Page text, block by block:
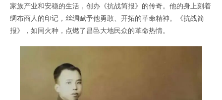
家族产业和安稳的生活，创办《抗战简报》的传奇。他的身上刻着
绸布商人的印记，丝绸赋予他勇敢、开拓的革命精神。《抗战简
报》，如同火种，点燃了昌邑大地民众的革命热情。